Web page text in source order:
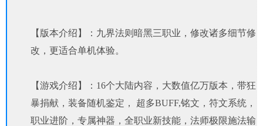
【版本介绍】：九界法则暗黑三职业，修改诸多细节修
改，更适合单机体验。
【游戏介绍】：16个大陆内容，大数值亿万版本，带狂
暴捐献，装备随机鉴定， 超多BUFF,铭文，符文系统，
职业进阶，专属神器，全职业新技能，法师极限施法输